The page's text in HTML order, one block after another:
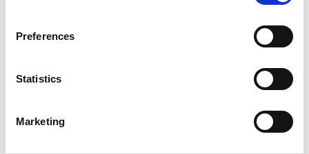
Preferences
Statistics
Marketing
23
30
31